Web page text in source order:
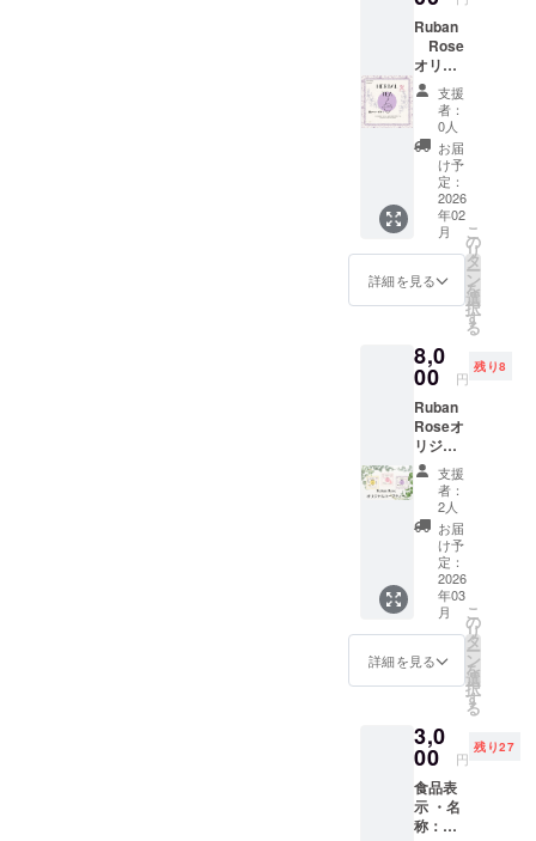
となり
ます。
※掲載は
文字の
みとな
りま
す。
トの内
容 ・
石けん
素地
・ブ
レンド
オイル
（ラベ
ダー・
アング
スティ
アとオ
レン
ト）
＊
石けん
の型は
含まれ
ません
ローズ
（イン
ド）
ヒース
（ウク
ライ
ナ） ・
内容
量：３
０g ・
保存方
法：直
を避け
て保存
ださい
・添加
物表
示：無
し ・ア
レル
ギー表
示：無
し ・賞
味/消費
期限：
2027年
主原料
の原産
レモン
グラス
(日本)
カモ
ミール
ジャー
マン
（クロ
アチ
ア）
ペパー
・内容
量：３
０g ・
保存方
法：直
射日
光、高
温多湿
を避け
て保存
してく
ださい
・添加
物表
示：無
し ・ア
レル
味/消費
期限：
2027年
7月 ・
主原料
の原産
Ruban
Rose
オリジ
ナルブ
レン
ド
ハーブ
ティ
食品表
示 ・名
称：ブ
ルーの
お茶・
原材料
名： ・
内容
０g ・
保存方
法：直
射日
光、高
温多湿
を避け
て保存
してく
ださい
・添加
物表
示：な
し ・ア
レル
ギー表
示：な
2027年
7月 ・
主原料
の原産
地：バ
タフラ
支援
者：
0人
お届
け予
定：
2026
年02
月
詳細を見る
こ
の
リ
タ
ー
ン
を
選
択
す
る
8,0
00 円
残り8
Ruban
Roseオ
リジナ
ル 3種
類の
ハーブ
ティ 食
品表示
・名
称：
Ruban
Roseオ
リジナ
ル 3種
類の
ハーブ
内容
量：３
０g×3個
・保存
方法：
直射日
支援
者：
2人
お届
け予
定：
2026
年03
月
詳細を見る
こ
の
リ
タ
ー
ン
を
選
択
す
る
3,0
00 円
残り27
食品表
示 ・名
称：